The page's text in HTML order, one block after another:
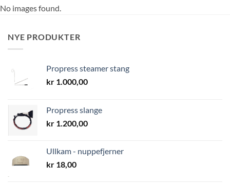
No images found.
NYE PRODUKTER
Propress steamer stang
kr 1.000,00
Propress slange
kr 1.200,00
Ullkam - nuppefjerner
kr 18,00